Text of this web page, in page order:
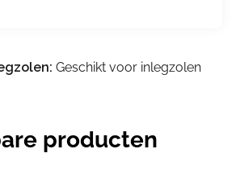
Geschikt voor inlegzolen
producten